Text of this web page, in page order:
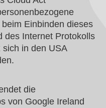
Einbinden dieses
des Internet Protokolls
in den USA
die
von Google Ireland